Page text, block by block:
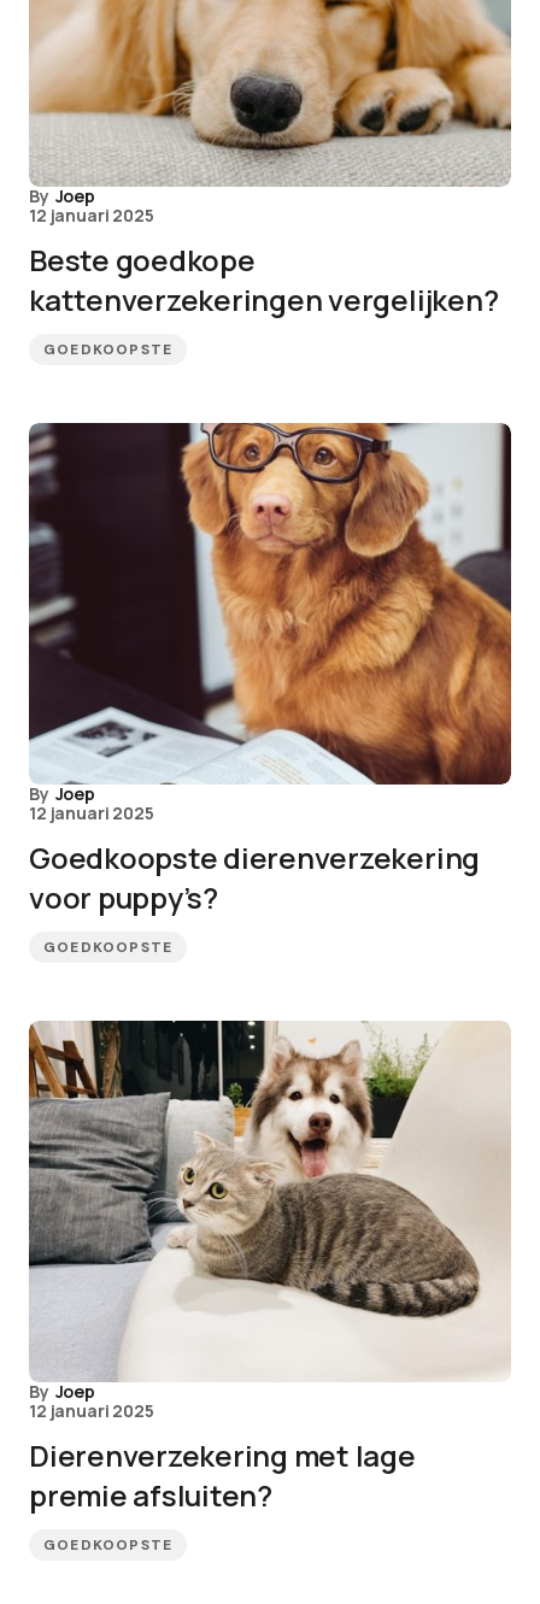
By Joep
12 januari 2025
Beste goedkope
kattenverzekeringen vergelijken?
GOEDKOOPSTE
By Joep
12 januari 2025
Goedkoopste dierenverzekering
voor puppy’s?
GOEDKOOPSTE
By Joep
12 januari 2025
Dierenverzekering met lage
premie afsluiten?
GOEDKOOPSTE